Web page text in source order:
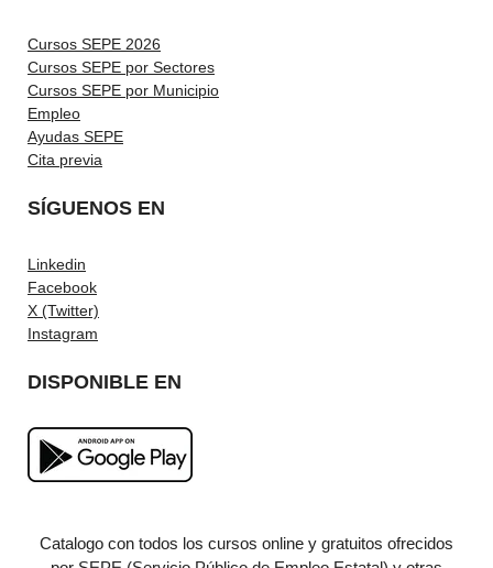
Cursos SEPE 2026
Cursos SEPE por Sectores
Cursos SEPE por Municipio
Empleo
Ayudas SEPE
Cita previa
SÍGUENOS EN
Linkedin
Facebook
X (Twitter)
Instagram
DISPONIBLE EN
Catalogo con todos los cursos online y gratuitos ofrecidos